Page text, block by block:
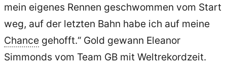
mein eigenes Rennen geschwommen vom Start
weg, auf der letzten Bahn habe ich auf meine
Chance gehofft.“ Gold gewann Eleanor
Simmonds vom Team GB mit Weltrekordzeit.